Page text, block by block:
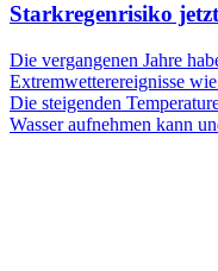
Starkregenrisiko
Die vergangenen Jahre
Extremwetterereignisse
Die steigenden
Wasser aufnehmen kann